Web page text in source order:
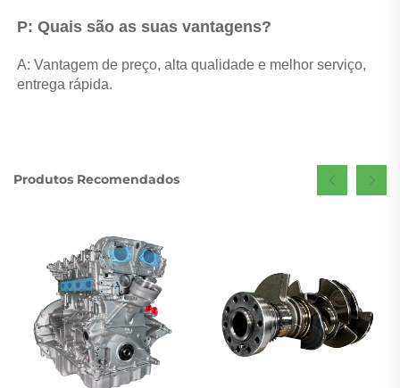
P: Quais são as suas vantagens?
A: Vantagem de preço, alta qualidade e melhor serviço,
entrega rápida.
Produtos Recomendados